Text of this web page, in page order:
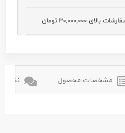
30,000,000 تومان
مشخصات محصول نظرات